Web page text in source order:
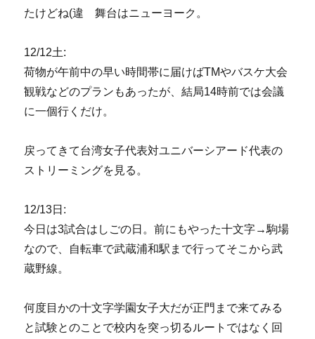
たけどね(違 舞台はニューヨーク。
12/12土:
荷物が午前中の早い時間帯に届けばTMやバスケ大会
観戦などのプランもあったが、結局14時前では会議
に一個行くだけ。
戻ってきて台湾女子代表対ユニバーシアード代表の
ストリーミングを見る。
12/13日:
今日は3試合はしごの日。前にもやった十文字→駒場
なので、自転車で武蔵浦和駅まで行ってそこから武
蔵野線。
何度目かの十文字学園女子大だが正門まで来てみる
と試験とのことで校内を突っ切るルートではなく回